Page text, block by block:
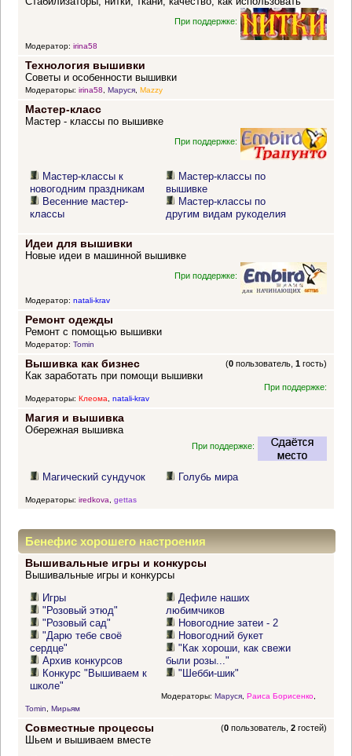
При поддержке:
Модератор: irina58
Технология вышивки
Советы и особенности вышивки
Модераторы: irina58, Маруся, Mazzy
Мастер-класс
Мастер - классы по вышивке
При поддержке:
Мастер-классы к
новогодним праздникам
Весенние мастер-
классы
Мастер-классы по
вышивке
Мастер-классы по
другим видам рукоделия
Идеи для вышивки
Новые идеи в машинной вышивке
При поддержке:
Модератор: natali-krav
Ремонт одежды
Ремонт с помощью вышивки
Модератор: Tomin
Вышивка как бизнес (0 пользователь,1 гость)
Как заработать при помощи вышивки
При поддержке:
Модераторы: Клеома, natali-krav
Магия и вышивка
Обережная вышивка
При поддержке:
Магический сундучок Голубь мира
Модераторы: iredkova gettas
Бенефис хорошего настроения
Вышивальные игры и конкурсы
Вышивальные игры и конкурсы
Игры
"Розовый этюд"
"Розовый сад"
"Дарю тебе своё
сердце"
Архив конкурсов
Конкурс "Вышиваем к
школе"
Дефиле наших
любимчиков
Новогодние затеи - 2
Новогодний букет
"Как хороши, как свежи
были розы..."
"Шебби-шик"
Модераторы: Маруся, Раиса Борисенко,
Tomin
Мирьям
Совместные процессы (0 пользователь,2 гостей)
Шьем и вышиваем вместе